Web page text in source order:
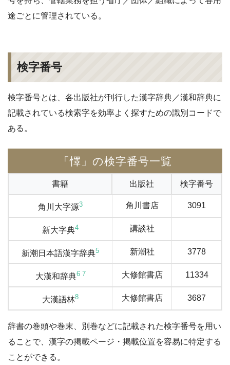
途ごとに管理されている。
検字番号
検字番号とは、各出版社が刊行した漢字辞典／漢和辞典に
記載されている検索字を効率よく探すための識別コードで
ある。
「懌」の検字番号一覧
書籍 出版社 検字番号
角川大字源3 角川書店 3091
新大字典4 講談社
新潮日本語漢字辞典5 新潮社 3778
大漢和辞典6 7 大修館書店 11334
大漢語林8 大修館書店 3687
辞書の巻頭や巻末、別巻などに記載された検字番号を用い
ることで、漢字の掲載ページ・掲載位置を容易に特定する
ことができる。